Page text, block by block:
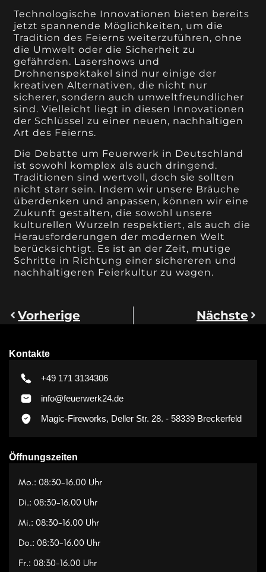
Technologische Innovationen bieten bereits
jetzt spannende Möglichkeiten, um die
Tradition des Feierns weiterzuführen, ohne
die Umwelt oder die Sicherheit zu
gefährden. Lasershows und
Drohnenspektakel sind nur einige der
kreativen Alternativen, die nicht nur
sicherer, sondern auch umweltfreundlicher
sind. Vielleicht liegt in diesen Innovationen
der Schlüssel zu einer neuen, nachhaltigen
Art des Feierns.
Die Debatte um Feuerwerk in Deutschland
ist sowohl komplex als auch dringend.
Traditionen sind wertvoll, doch sie sollten
nicht starr sein. Indem wir unsere Bräuche
überdenken und anpassen, können wir eine
Zukunft gestalten, die sowohl unsere
kulturellen Wurzeln respektiert, als auch die
Herausforderungen der modernen Welt
berücksichtigt. Es ist an der Zeit, mutige
Schritte in Richtung einer sichereren und
nachhaltigeren Feierkultur zu wagen.
Vorherige Nächste
Kontakte
+49 171 3134306
info@feuerwerk24.de
Magic-Fireworks, Deller Str. 28. - 58339 Breckerfeld
Öffnungszeiten
Mo.: 08:30-16.00 Uhr
Di.: 08:30-16.00 Uhr
Mi.: 08:30-16.00 Uhr
Do.: 08:30-16.00 Uhr
Fr.: 08:30-16.00 Uhr